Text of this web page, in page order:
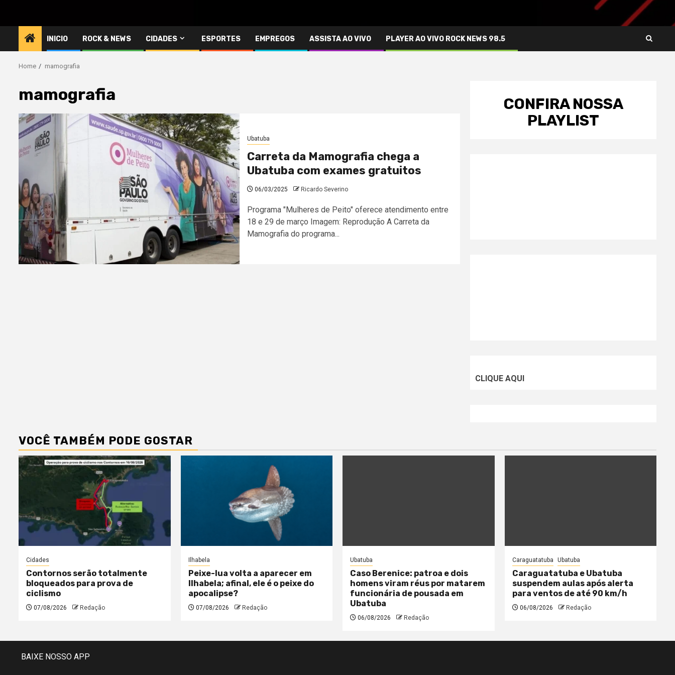
INICIO ROCK & NEWS CIDADES ESPORTES EMPREGOS ASSISTA AO VIVO PLAYER AO VIVO ROCK NEWS 98.5
Home mamografia
mamografia
Ubatuba
Carreta da Mamografia chega a
Ubatuba com exames gratuitos
06/03/2025 Ricardo Severino
Programa "Mulheres de Peito" oferece atendimento entre
18 e 29 de março Imagem: Reprodução A Carreta da
Mamografia do programa...
CONFIRA NOSSA
PLAYLIST
CLIQUE AQUI
VOCÊ TAMBÉM PODE GOSTAR
Cidades
Contornos serão totalmente
bloqueados para prova de
ciclismo
07/08/2026 Redação
Ilhabela
Peixe-lua volta a aparecer em
Ilhabela; afinal, ele é o peixe do
apocalipse?
07/08/2026 Redação
Ubatuba
Caso Berenice: patroa e dois
homens viram réus por matarem
funcionária de pousada em
Ubatuba
06/08/2026 Redação
Caraguatatuba Ubatuba
Caraguatatuba e Ubatuba
suspendem aulas após alerta
para ventos de até 90 km/h
06/08/2026 Redação
BAIXE NOSSO APP